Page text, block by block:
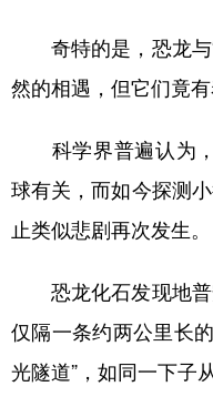
奇特的是，恐龙与“
然的相遇，但它们竟有
科学界普遍认为，
球有关，而如今探测
止类似悲剧再次发生。
恐龙化石发现地普
仅隔一条约两公里长
光隧道”，如同一下子